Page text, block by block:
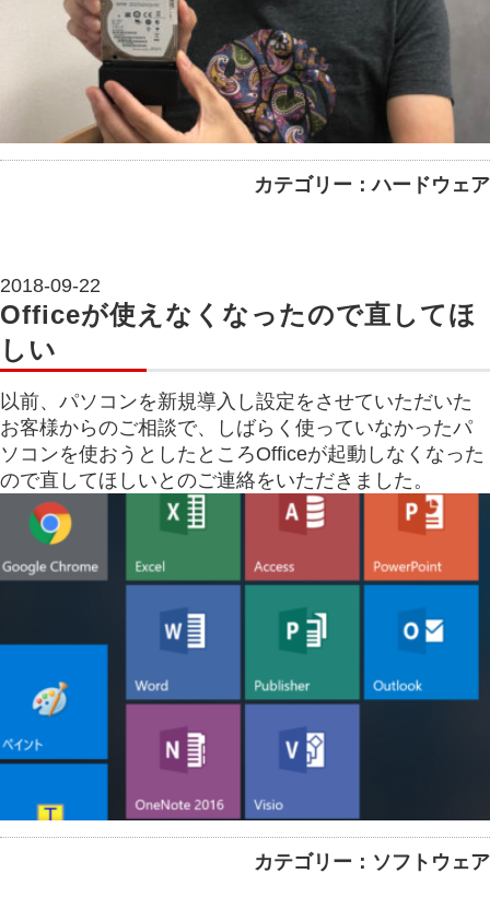
カテゴリー：ハードウェア
2018-09-22
Officeが使えなくなったので直してほ
しい
以前、パソコンを新規導入し設定をさせていただいた
お客様からのご相談で、しばらく使っていなかったパ
ソコンを使おうとしたところOfficeが起動しなくなった
ので直してほしいとのご連絡をいただきました。
カテゴリー：ソフトウェア